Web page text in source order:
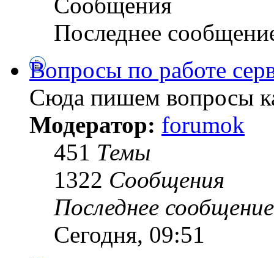
Сообщения
Последнее
Вопросы по работе
Сюда пишем вопросы
Модератор: forumok
451 Темы
1322 Сообщения
Последнее сообщение
Сегодня, 09:51